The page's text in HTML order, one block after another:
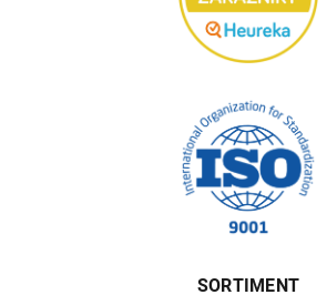
SORTIMENT